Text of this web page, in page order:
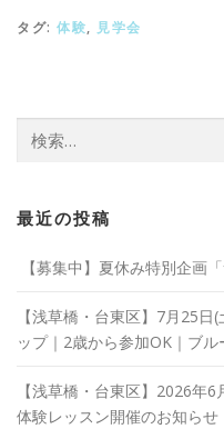
タグ: 体験, 見学会
索:
最近の投稿
【募集中】夏休み特別企画
【浅草橋・台東区】7月25
ップ｜2歳から参加OK｜ブ
【浅草橋・台東区】2026年
体験レッスン開催のお知らせ